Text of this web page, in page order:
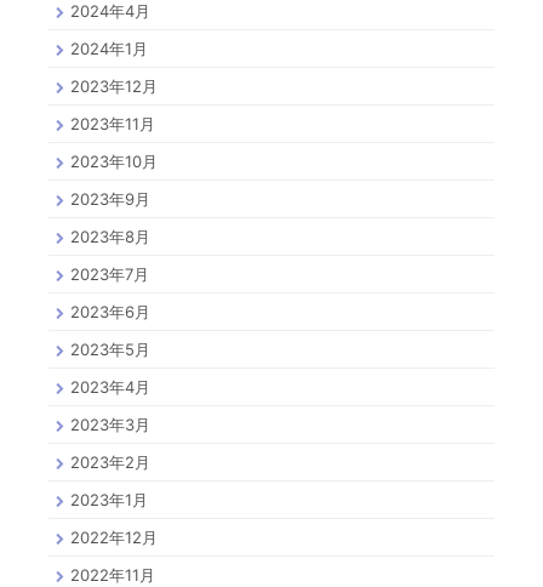
2024年4月
2024年1月
2023年12月
2023年11月
2023年10月
2023年9月
2023年8月
2023年7月
2023年6月
2023年5月
2023年4月
2023年3月
2023年2月
2023年1月
2022年12月
2022年11月